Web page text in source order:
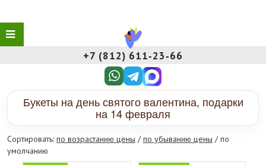
+7 (812) 611‑23‑66
Букеты на день святого валентина, подарки
на 14 февраля
Сортировать: по возрастанию цены /по убыванию цены / по
умолчанию